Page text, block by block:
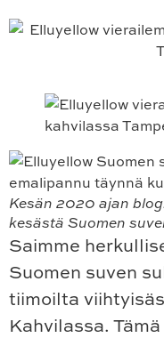
Kesän 2020 ajan
kesästä Suomen
Saimme
Suomen suven
tiimoilta
Kahvilassa.